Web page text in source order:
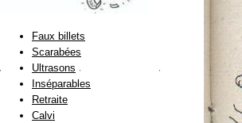
Faux billets
Scarabées
Ultrasons
Inséparables
Retraite
Calvi